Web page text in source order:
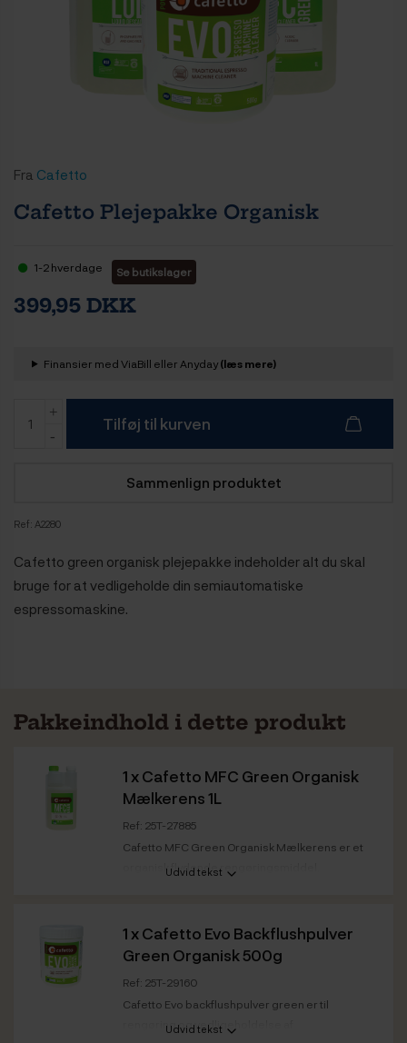
Fra Cafetto
Cafetto Plejepakke Organisk
1-2 hverdage Se butikslager
399,95 DKK
Finansier med ViaBill eller Anyday(læs mere)
Tilføj til kurven
Sammenlign produktet
Ref: A2280
Cafetto green organisk plejepakke indeholder alt du skal
bruge for at vedligeholde din semiautomatiske
espressomaskine.
Pakkeindhold i dette produkt
1 xCafetto MFC Green Organisk
Mælkerens 1L
Ref: 25T-27885
Cafetto MFC Green Organisk Mælkerens er et
organisk flydende rengøringsmiddel.
Udvid tekst
1 xCafetto Evo Backflushpulver
Green Organisk 500g
Ref: 25T-29160
Cafetto Evo backflushpulver green er til
rengøring og vedligeholdelse af
Udvid tekst